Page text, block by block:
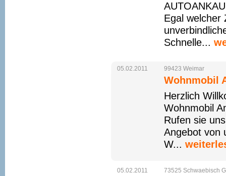
Egal welcher
Schnelle...
05.02.2011 99423 Weimar
Wohnmobil
Herzlich
Wohnmobil
Rufen sie
Angebot von
W...
05.02.2011 73525 Schwaebisch